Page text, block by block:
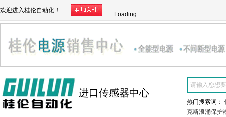
欢迎进入桂伦自动化！
Loading...
进口传感器中心
热门搜索词：
克斯浪涌保护